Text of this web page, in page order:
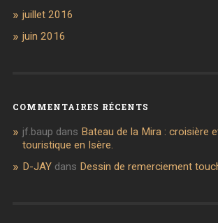
juillet 2016
juin 2016
COMMENTAIRES RÉCENTS
jf.baup dans Bateau de la Mira : croisière
touristique en Isère.
D-JAYdans Dessin de remerciement